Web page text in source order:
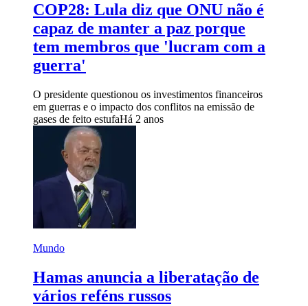
COP28: Lula diz que ONU não é
capaz de manter a paz porque
tem membros que 'lucram com a
guerra'
O presidente questionou os investimentos financeiros
em guerras e o impacto dos conflitos na emissão de
gases de feito estufaHá 2 anos
Mundo
Hamas anuncia a liberatação de
vários reféns russos